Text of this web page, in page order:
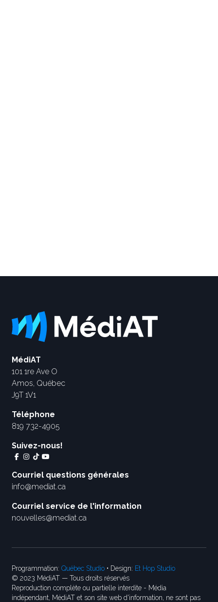
MédiAT
101 1re Ave O
Amos, Québec
J9T 1V1
Téléphone
819 732-4905
Suivez-nous!
Courriel questions générales
info@mediat.ca
Courriel service de l'information
nouvelles@mediat.ca
Programmation: Québec Studio • Design: Et Hop Studio
© 2023 MédiAT — Tous droits réservés
Reproduction complète ou partielle interdite - Média
indépendant, MédiAT et son site web d'information, ne sont pas